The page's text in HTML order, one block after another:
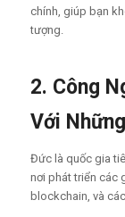
chính, giúp bạn
tượng.
2. Công
Với
Đức là quốc gia
nơi phát triển các
blockchain, và